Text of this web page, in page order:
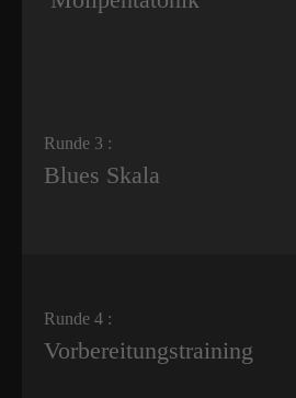
Runde 3 :
Blues Skala
Runde 4 :
Vorbereitungstraining